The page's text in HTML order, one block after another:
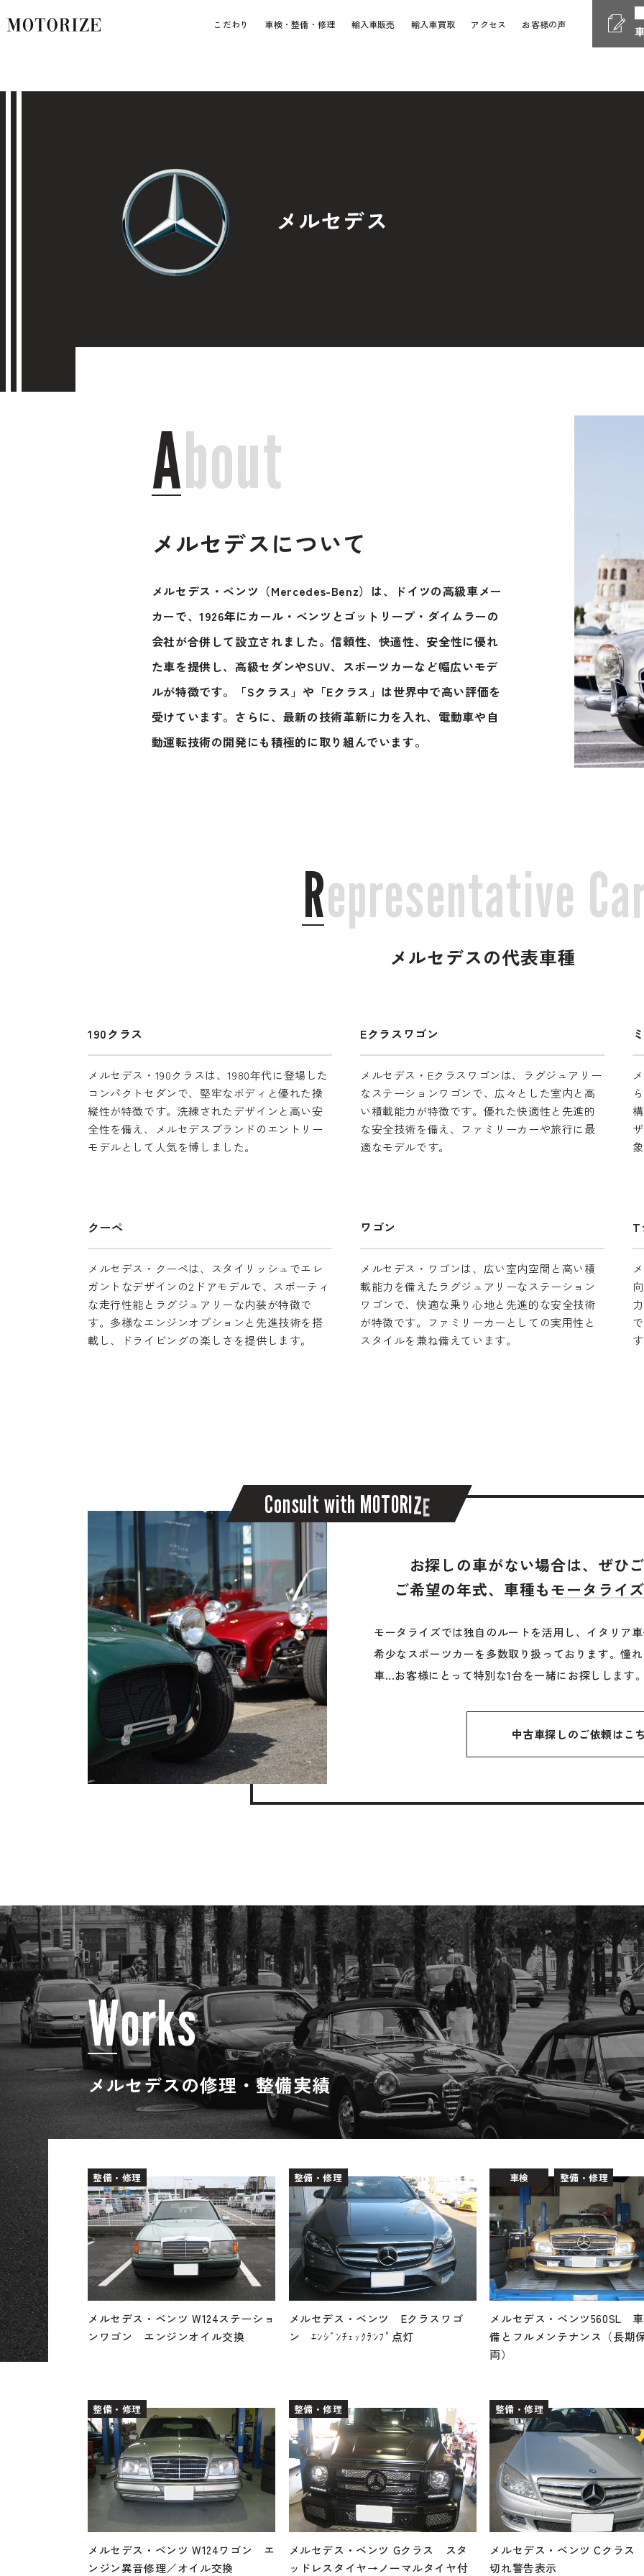
こだわり 車検・整備・修理 輸入車販売 輸入車買取 アクセス お客様の声
Phone
Contact Form
Contact
メルセデス
About
メルセデスについて
メルセデス・ベンツ（Mercedes-Benz）は、ドイツの高級車メー
カーで、1926年にカール・ベンツとゴットリープ・ダイムラーの
会社が合併して設立されました。信頼性、快適性、安全性に優れ
た車を提供し、高級セダンやSUV、スポーツカーなど幅広いモデ
ルが特徴です。「Sクラス」や「Eクラス」は世界中で高い評価を
受けています。さらに、最新の技術革新に力を入れ、電動車や自
動運転技術の開発にも積極的に取り組んでいます。
Representative Ca
メルセデスの代表車種
190クラス
メルセデス・190クラスは、1980年代に登場した
コンパクトセダンで、堅牢なボディと優れた操
縦性が特徴です。洗練されたデザインと高い安
全性を備え、メルセデスブランドのエントリー
モデルとして人気を博しました。
Eクラスワゴン
メルセデス・Eクラスワゴンは、ラグジュアリー
なステーションワゴンで、広々とした室内と高
い積載能力が特徴です。優れた快適性と先進的
な安全技術を備え、ファミリーカーや旅行に最
適なモデルです。
クーペ
メルセデス・クーペは、スタイリッシュでエレ
ガントなデザインの2ドアモデルで、スポーティ
な走行性能とラグジュアリーな内装が特徴で
す。多様なエンジンオプションと先進技術を搭
載し、ドライビングの楽しさを提供します。
ワゴン
メルセデス・ワゴンは、広い室内空間と高い積
載能力を備えたラグジュアリーなステーション
ワゴンで、快適な乗り心地と先進的な安全技術
が特徴です。ファミリーカーとしての実用性と
スタイルを兼ね備えています。
T
Consultwith MOTORIZE
お探しの車がない場合は、 ぜひ
ご希望の年式、車種もモータライ
モータライズでは独自のルートを活用し、イタリア
希少なスポーツカーを多数取り扱っております。憧
車...お客様にとって特別な1台を一緒にお探しします
中古車探しのご依頼はこ
Works
メルセデスの修理・整備実績
メルセデス・ベンツ W124ステーショ
ンワゴン エンジンオイル交換
整備・修理
メルセデス・ベンツ Eクラスワゴ
ン ｴﾝｼﾞﾝﾁｪｯｸﾗﾝﾌﾟ点灯
整備・修理
メルセデス・ベンツ560SL
備とフルメンテナンス（長期
両）
車検 整備・修理
メルセデス・ベンツ W124ワゴン エ
ンジン異音修理／オイル交換
整備・修理
メルセデス・ベンツ Gクラス スタ
ッドレスタイヤ→ノーマルタイヤ付
整備・修理
メルセデス・ベンツ Cクラ
切れ警告表示
整備・修理